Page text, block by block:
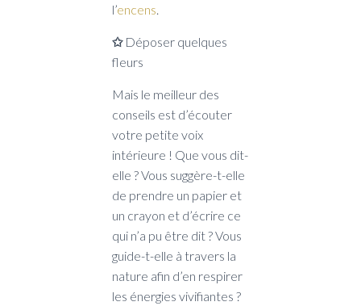
l’encens
✩ Déposer quelques
fleurs
Mais le meilleur des
conseils est d’écouter
votre petite voix
intérieure ! Que vous dit-
elle ? Vous suggère-t-elle
de prendre un papier et
un crayon et d’écrire ce
qui n’a pu être dit ? Vous
guide-t-elle à travers la
nature afin d’en respirer
les énergies vivifiantes ?